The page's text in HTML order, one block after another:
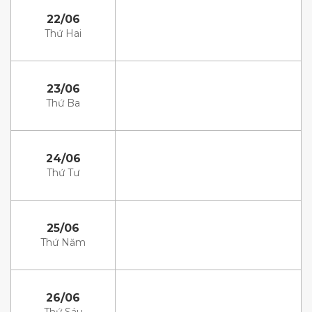
22/06
Thứ Hai
23/06
Thứ Ba
24/06
Thứ Tư
25/06
Thứ Năm
26/06